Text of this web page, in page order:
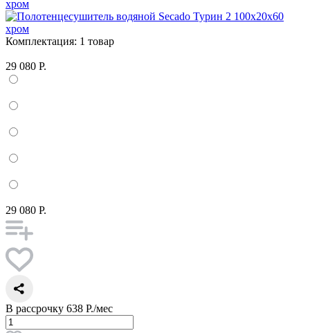
Комплектация: 1 товар
29 080 Р.
29 080 Р.
В рассрочку 638 Р./мес